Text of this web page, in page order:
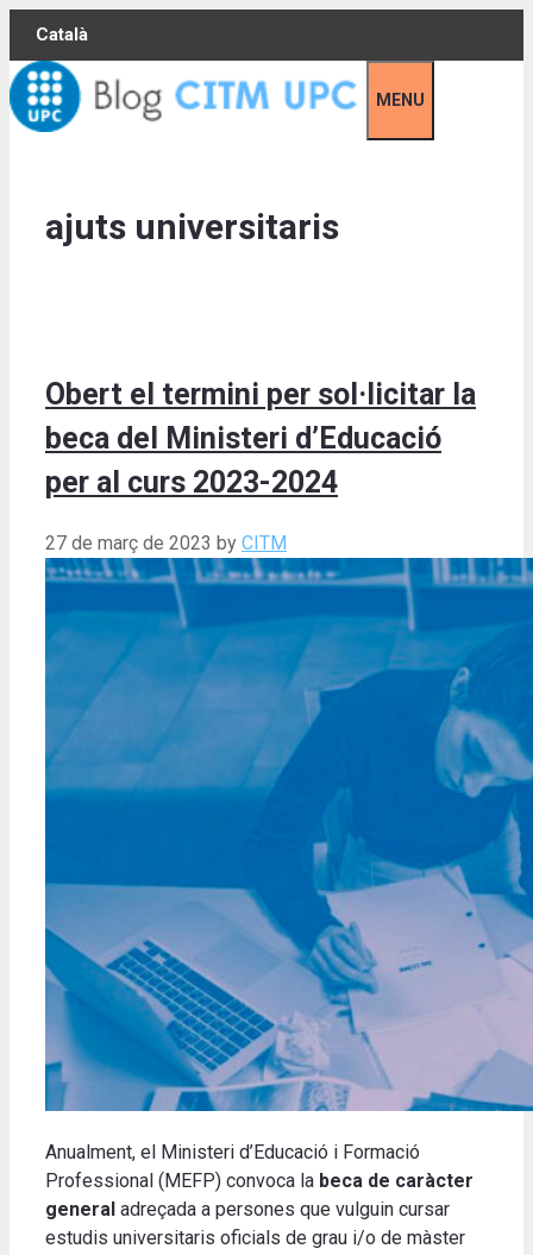
Skip
content
Català
MENU
ajuts universitaris
Obert el termini per sol·licitar la
beca del Ministeri d’Educació
per al curs 2023-2024
27 de març de 2023 by CITM
Anualment, el Ministeri d’Educació i Formació
Professional (MEFP) convoca la beca de caràcter
general adreçada a persones que vulguin cursar
estudis universitaris oficials de grau i/o de màster